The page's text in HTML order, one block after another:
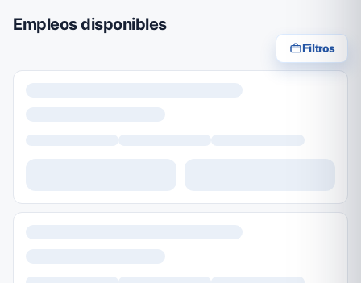
Empleos disponibles
Filtros